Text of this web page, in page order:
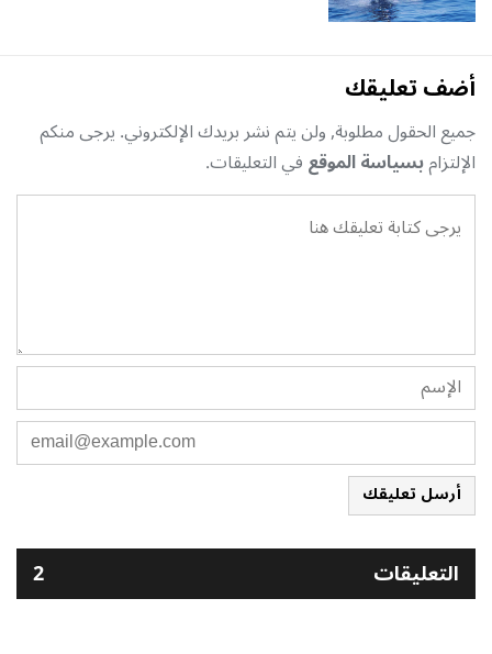
أضف تعليقك
جميع الحقول مطلوبة, ولن يتم نشر بريدك الإلكتروني. يرجى منكم
الإلتزامبسياسة الموقعفي التعليقات.
أرسل تعليقك
التعليقات 2